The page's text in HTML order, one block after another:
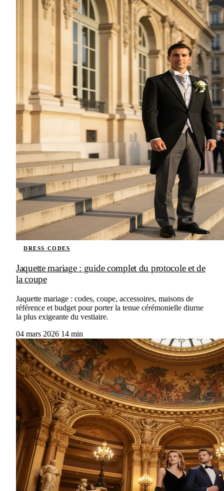
DRESS CODES
Jaquette mariage : guide complet du protocole et de
la coupe
Jaquette mariage : codes, coupe, accessoires, maisons de
référence et budget pour porter la tenue cérémonielle diurne
la plus exigeante du vestiaire.
04 mars 2026 14 min